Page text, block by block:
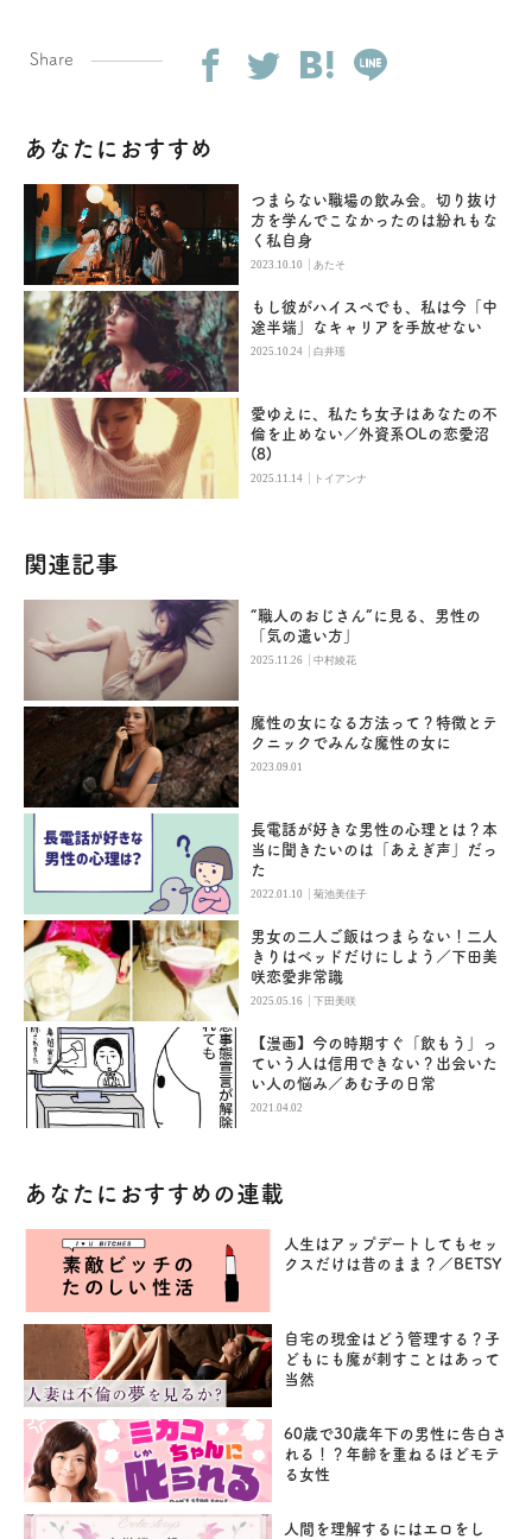
Share
あなたにおすすめ
つまらない職場の飲み会。切り抜け
方を学んでこなかったのは紛れもな
く私自身
2023.10.10 |あたそ
もし彼がハイスペでも、私は今「中
途半端」なキャリアを手放せない
2025.10.24 |白井瑶
愛ゆえに、私たち女子はあなたの不
倫を止めない／外資系OLの恋愛沼
(8)
2025.11.14 | トイアンナ
関連記事
“職人のおじさん”に見る、男性の
「気の遣い方」
2025.11.26 |中村綾花
魔性の女になる方法って？特徴とテ
クニックでみんな魔性の女に
2023.09.01
長電話が好きな男性の心理とは？本
当に聞きたいのは「あえぎ声」だっ
た
2022.01.10 |菊池美佳子
男女の二人ご飯はつまらない！二人
きりはベッドだけにしよう／下田美
咲恋愛非常識
2025.05.16 |下田美咲
【漫画】今の時期すぐ「飲もう」っ
ていう人は信用できない？出会いた
い人の悩み／あむ子の日常
2021.04.02
あなたにおすすめの連載
人生はアップデートしてもセッ
クスだけは昔のまま？／BETSY
自宅の現金はどう管理する？子
どもにも魔が刺すことはあって
当然
60歳で30歳年下の男性に告白さ
れる！？年齢を重ねるほどモテ
る女性
人間を理解するにはエロをし